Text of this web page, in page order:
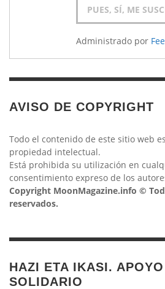
Administrado por
AVISO DE COPYRIGHT
Todo el contenido de este sitio web
propiedad intelectual.
Está prohibida su utilización en
consentimiento expreso de los
Copyright MoonMagazine.info ©
reservados.
HAZI ETA IKASI.
SOLIDARIO